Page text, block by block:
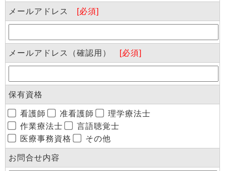
メールアドレス [必須]
メールアドレス（確認用） [必須]
保有資格
看護師 准看護師
理学療法士
作業療法士
言語聴覚士
医療事務資格
その他
お問合せ内容